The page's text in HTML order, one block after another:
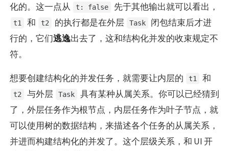
化的。这一点从
t: false 先于其他输出就可以看出，
t1 和 t2 的执行都是在外层 Task
闭包结束后才进
行的，它们逃逸出去了，这和结构化并发的收束规定不
符。
想要创建结构化的并发任务，就需要让内层的 t1 和
t2 与外层 Task
具有某种从属关系。你可以已经猜到
了，外层任务作为根节点，内层任务作为叶子节点，就
可以使用树的数据结构，来描述各个任务的从属关系，
并进而构建结构化的并发了。这个层级关系，和 UI 开